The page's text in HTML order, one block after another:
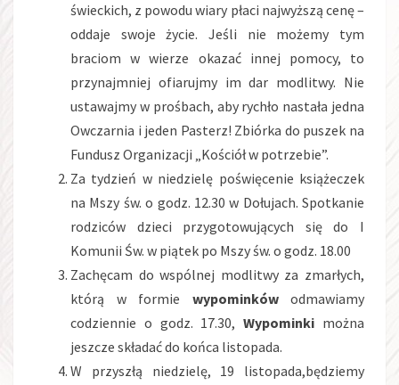
świeckich, z powodu wiary płaci najwyższą cenę –
oddaje swoje życie. Jeśli nie możemy tym
braciom w wierze okazać innej pomocy, to
przynajmniej ofiarujmy im dar modlitwy. Nie
ustawajmy w prośbach, aby rychło nastała jedna
Owczarnia i jeden Pasterz! Zbiórka do puszek na
Fundusz Organizacji „Kościół w potrzebie”.
Za tydzień w niedzielę poświęcenie książeczek
na Mszy św. o godz. 12.30 w Dołujach. Spotkanie
rodziców dzieci przygotowujących się do I
Komunii Św. w piątek po Mszy św. o godz. 18.00
Zachęcam do wspólnej modlitwy za zmarłych,
którą w formie wypominków odmawiamy
codziennie o godz. 17.30,Wypominki można
jeszcze składać do końca listopada.
W przyszłą niedzielę, 19 listopada,będziemy